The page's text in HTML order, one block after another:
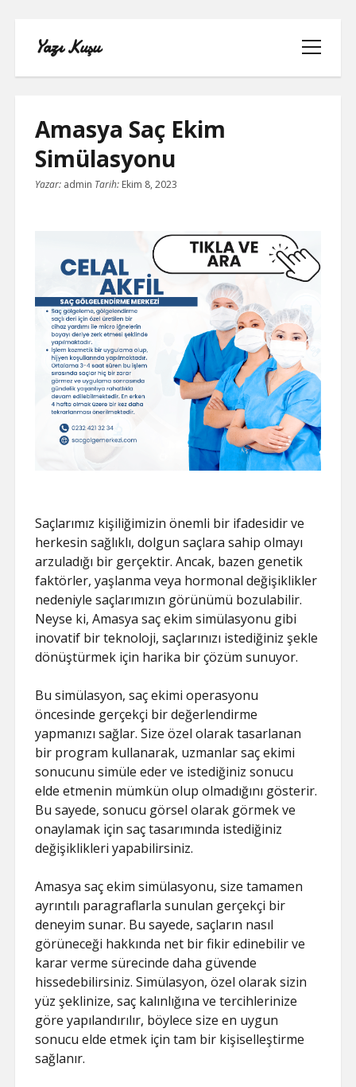
Yazı Kuşu
menüyü
aç
IGTV IZLENME YÜKSELTME PARASIZ
INSTAGRAM BOT TAKIPÇI BASMA
ÜCRETSIZ
LISTE
SAYFA LISTESI
Amasya Saç Ekim
Simülasyonu
Yazar: admin Tarih: Ekim 8, 2023
Saçlarımız kişiliğimizin önemli bir ifadesidir ve
herkesin sağlıklı, dolgun saçlara sahip olmayı
arzuladığı bir gerçektir. Ancak, bazen genetik
faktörler, yaşlanma veya hormonal değişiklikler
nedeniyle saçlarımızın görünümü bozulabilir.
Neyse ki, Amasya saç ekim simülasyonu gibi
inovatif bir teknoloji, saçlarınızı istediğiniz şekle
dönüştürmek için harika bir çözüm sunuyor.
Bu simülasyon, saç ekimi operasyonu
öncesinde gerçekçi bir değerlendirme
yapmanızı sağlar. Size özel olarak tasarlanan
bir program kullanarak, uzmanlar saç ekimi
sonucunu simüle eder ve istediğiniz sonucu
elde etmenin mümkün olup olmadığını gösterir.
Bu sayede, sonucu görsel olarak görmek ve
onaylamak için saç tasarımında istediğiniz
değişiklikleri yapabilirsiniz.
Amasya saç ekim simülasyonu, size tamamen
ayrıntılı paragraflarla sunulan gerçekçi bir
deneyim sunar. Bu sayede, saçların nasıl
görüneceği hakkında net bir fikir edinebilir ve
karar verme sürecinde daha güvende
hissedebilirsiniz. Simülasyon, özel olarak sizin
yüz şeklinize, saç kalınlığına ve tercihlerinize
göre yapılandırılır, böylece size en uygun
sonucu elde etmek için tam bir kişiselleştirme
sağlanır.